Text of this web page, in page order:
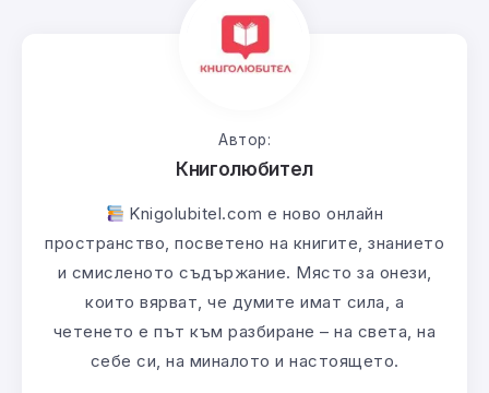
Автор:
Книголюбител
Knigolubitel.com е ново онлайн
пространство, посветено на книгите, знанието
и смисленото съдържание. Място за онези,
които вярват, че думите имат сила, а
четенето е път към разбиране – на света, на
себе си, на миналото и настоящето.